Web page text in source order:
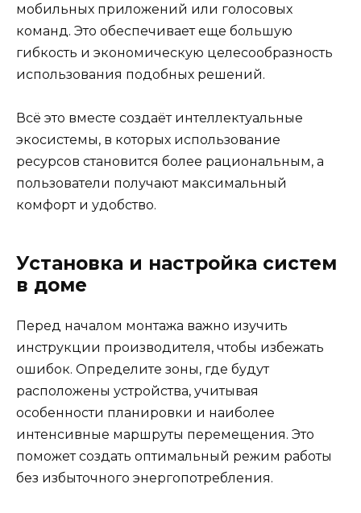
мобильных приложений или голосовых
команд. Это обеспечивает еще большую
гибкость и экономическую целесообразность
использования подобных решений.
Всё это вместе создаёт интеллектуальные
экосистемы, в которых использование
ресурсов становится более рациональным, а
пользователи получают максимальный
комфорт и удобство.
Установка и настройка систем
в доме
Перед началом монтажа важно изучить
инструкции производителя, чтобы избежать
ошибок. Определите зоны, где будут
расположены устройства, учитывая
особенности планировки и наиболее
интенсивные маршруты перемещения. Это
поможет создать оптимальный режим работы
без избыточного энергопотребления.